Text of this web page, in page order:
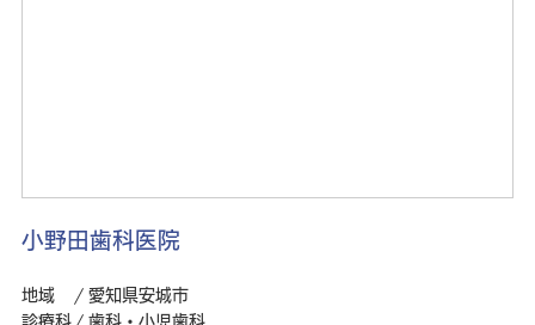
小野田歯科医院
地域
愛知県安城市